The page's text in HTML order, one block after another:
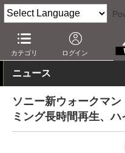
カテゴリ ログイン
AV Watch 製品 ポータブル
ニュース
ソニー新ウォークマ
ミング長時間再生、